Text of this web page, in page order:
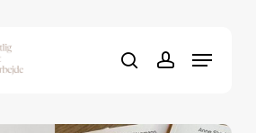
searchaccount
MenuClose